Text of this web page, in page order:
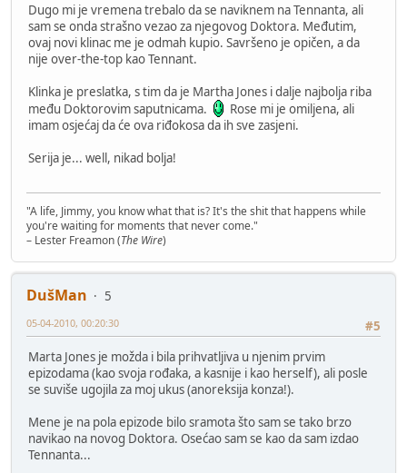
Dugo mi je vremena trebalo da se naviknem na Tennanta, ali
sam se onda strašno vezao za njegovog Doktora. Međutim,
ovaj novi klinac me je odmah kupio. Savršeno je opičen, a da
nije over-the-top kao Tennant.
Klinka je preslatka, s tim da je Martha Jones i dalje najbolja riba
među Doktorovim saputnicama.
Rose mi je omiljena, ali
imam osjećaj da će ova riđokosa da ih sve zasjeni.
Serija je... well, nikad bolja!
"A life, Jimmy, you know what that is? It's the shit that happens while
you're waiting for moments that never come."
– Lester Freamon (The Wire)
DušMan
5
#5
05-04-2010, 00:20:30
Marta Jones je možda i bila prihvatljiva u njenim prvim
epizodama (kao svoja rođaka, a kasnije i kao herself), ali posle
se suviše ugojila za moj ukus (anoreksija konza!).
Mene je na pola epizode bilo sramota što sam se tako brzo
navikao na novog Doktora. Osećao sam se kao da sam izdao
Tennanta...